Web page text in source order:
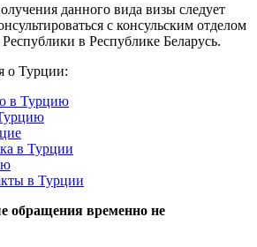
данного вида визы следует
с консульским отделом
в Республике Беларусь.
о Турции:
в Турцию
в Турции
в Турции
обращения временно не